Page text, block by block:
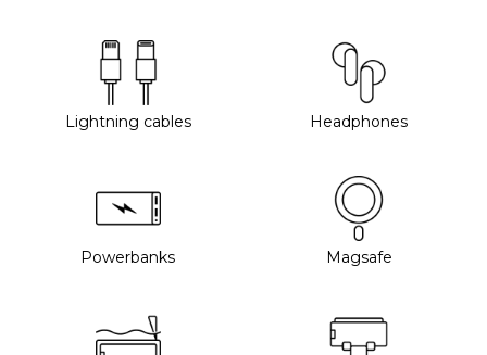
Lightning cables Headphones
Powerbanks Magsafe